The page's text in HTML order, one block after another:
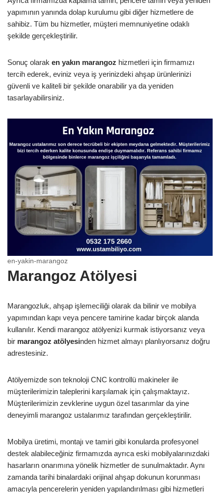
yapımının yanında dolap kurulumu gibi diğer hizmetlere de
sahibiz. Tüm bu hizmetler, müşteri memnuniyetine odaklı
şekilde gerçekleştirilir.
Sonuç olarak en yakın marangoz hizmetleri için firmamızı
tercih ederek, eviniz veya iş yerinizdeki ahşap ürünlerinizi
güvenli ve kaliteli bir şekilde onarabilir ya da yeniden
tasarlayabilirsiniz.
en-yakin-marangoz
Marangoz Atölyesi
Marangozluk, ahşap işlemeciliği olarak da bilinir ve mobilya
yapımından kapı veya pencere tamirine kadar birçok alanda
kullanılır. Kendi marangoz atölyenizi kurmak istiyorsanız veya
bir marangoz atölyesinden hizmet almayı planlıyorsanız doğru
adrestesiniz.
Atölyemizde son teknoloji CNC kontrollü makineler ile
müşterilerimizin taleplerini karşılamak için çalışmaktayız.
Müşterilerimizin zevklerine uygun özel tasarımlar da yine
deneyimli marangoz ustalarımız tarafından gerçekleştirilir.
Mobilya üretimi, montajı ve tamiri gibi konularda profesyonel
destek alabileceğiniz firmamızda ayrıca eski mobilyalarınızdaki
hasarların onarımına yönelik hizmetler de sunulmaktadır. Aynı
zamanda tarihi binalardaki orijinal ahşap dokunun korunması
amacıyla pencerelerin yeniden yapılandırılması gibi hizmetleri